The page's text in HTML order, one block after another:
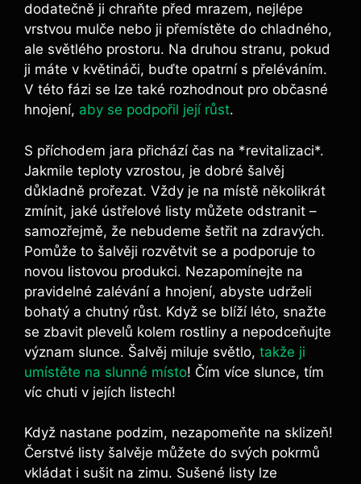
dodatečně ji chraňte před mrazem, nejlépe
vrstvou mulče nebo ji přemístěte do chladného,
ale světlého prostoru. Na druhou stranu, pokud
ji máte v květináči, buďte opatrní s přeléváním.
V této fázi se lze také rozhodnout pro občasné
hnojení, aby se podpořil její růst.
S příchodem jara přichází čas na *revitalizaci*.
Jakmile teploty vzrostou, je dobré šalvěj
důkladně prořezat. Vždy je na místě několikrát
zmínit, jaké ústřelové listy můžete odstranit –
samozřejmě, že nebudeme šetřit na zdravých.
Pomůže to šalvěji rozvětvit se a podporuje to
novou listovou produkci. Nezapomínejte na
pravidelné zalévání a hnojení, abyste udrželi
bohatý a chutný růst. Když se blíží léto, snažte
se zbavit plevelů kolem rostliny a nepodceňujte
význam slunce. Šalvěj miluje světlo, takže ji
umístěte na slunné místo! Čím více slunce, tím
víc chuti v jejích listech!
Když nastane podzim, nezapomeňte na sklizeň!
Čerstvé listy šalvěje můžete do svých pokrmů
vkládat i sušit na zimu. Sušené listy lze